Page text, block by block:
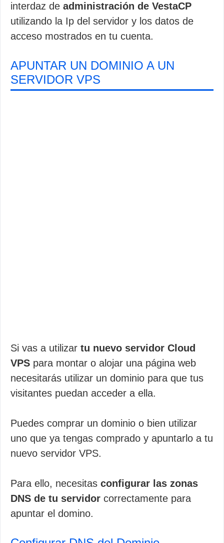
interdaz de administración de VestaCP
utilizando la Ip del servidor y los datos de
acceso mostrados en tu cuenta.
APUNTAR UN DOMINIO A UN
SERVIDOR VPS
Si vas a utilizar tu nuevo servidor Cloud
VPS para montar o alojar una página web
necesitarás utilizar un dominio para que tus
visitantes puedan acceder a ella.
Puedes comprar un dominio o bien utilizar
uno que ya tengas comprado y apuntarlo a tu
nuevo servidor VPS.
Para ello, necesitas configurar las zonas
DNS de tu servidor correctamente para
apuntar el domino.